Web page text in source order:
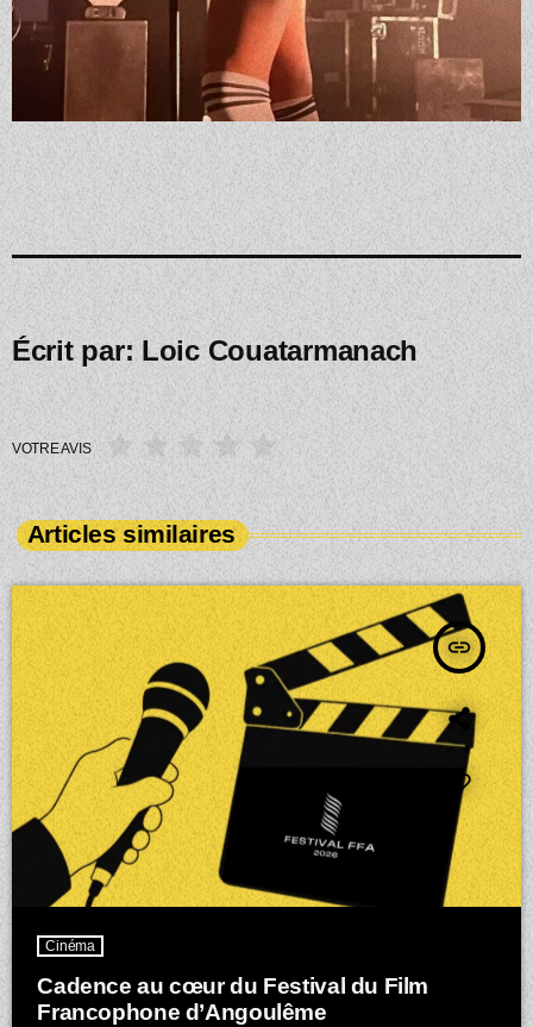
Écrit par:Loic Couatarmanach
VOTRE AVIS
Articles similaires
insert_link
Cinéma
Cadence au cœur du Festival du Film
Francophone d’Angoulême